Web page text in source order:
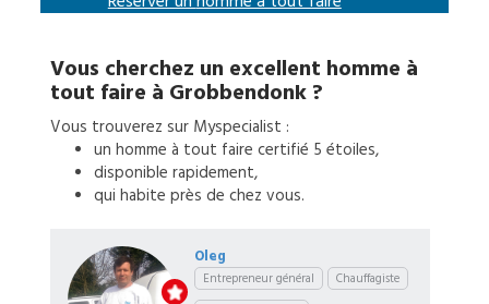
Vous cherchez un excellent homme à
tout faire à Grobbendonk ?
Vous trouverez sur Myspecialist :
un homme à tout faire certifié 5 étoiles,
disponible rapidement,
qui habite près de chez vous.
Oleg
Entrepreneur général
Chauffagiste